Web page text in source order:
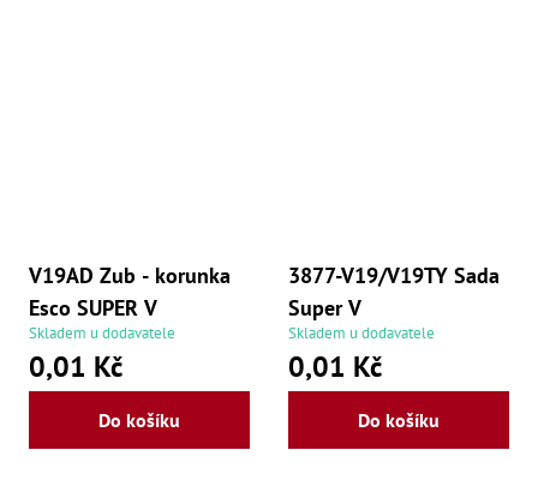
V19AD Zub - korunka
Esco SUPER V
Skladem u dodavatele
0,01 Kč
Do košíku
3877-V19/V19TY Sada
Super V
Skladem u dodavatele
0,01 Kč
Do košíku